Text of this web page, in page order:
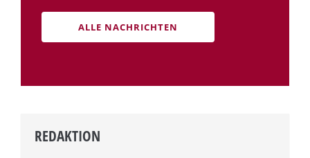
ALLE NACHRICHTEN
REDAKTION